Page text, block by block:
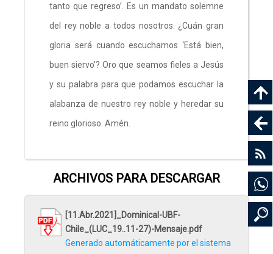
tanto que regreso’. Es un mandato solemne
del rey noble a todos nosotros. ¿Cuán gran
gloria será cuando escuchamos ‘Está bien,
buen siervo’? Oro que seamos fieles a Jesús
y su palabra para que podamos escuchar la
alabanza de nuestro rey noble y heredar su
reino glorioso. Amén.
ARCHIVOS PARA DESCARGAR
[11.Abr.2021]_Dominical-UBF-
Chile_(LUC_19..11-27)-Mensaje.pdf
Generado automáticamente por el sistema